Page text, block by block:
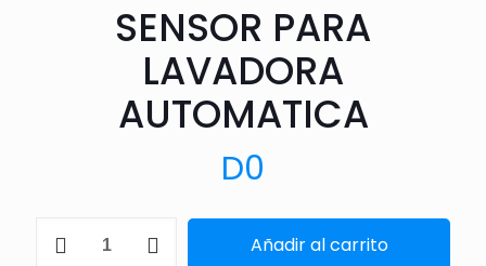
SENSOR PARA
LAVADORA
AUTOMATICA
D0
PARA
Añadir al carrito